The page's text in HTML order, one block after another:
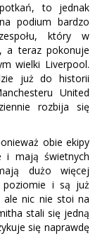
to jednak
podium bardzo
który w
a teraz pokonuje
wielki Liverpool.
już do historii
United
rozbija się
obie ekipy
i mają świetnych
dużo więcej
poziomie i są już
ale nic nie stoi na
stali się jedną
się naprawdę